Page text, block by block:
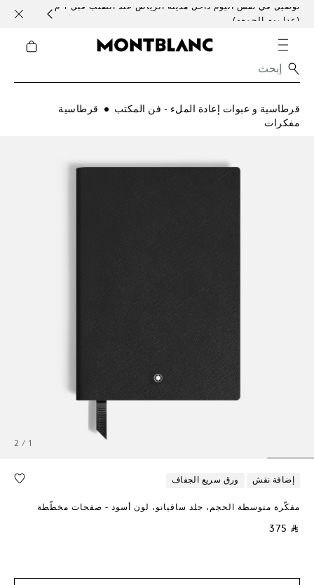
توصيل في نفس اليوم داخل مدينة الرياض عند الطلب قبل 1 م
(عدا يوم الجمعه)
قرطاسية و عبوات إعادة الملء - فن المكتب
قرطاسية
مفكرات
1 / 2
إضافة نقش ورق سريع الجفاف
مفكّرة متوسطة الحجم، جلد سافيانو، لون أسود - صفحات مخطّطة
⃁ 375